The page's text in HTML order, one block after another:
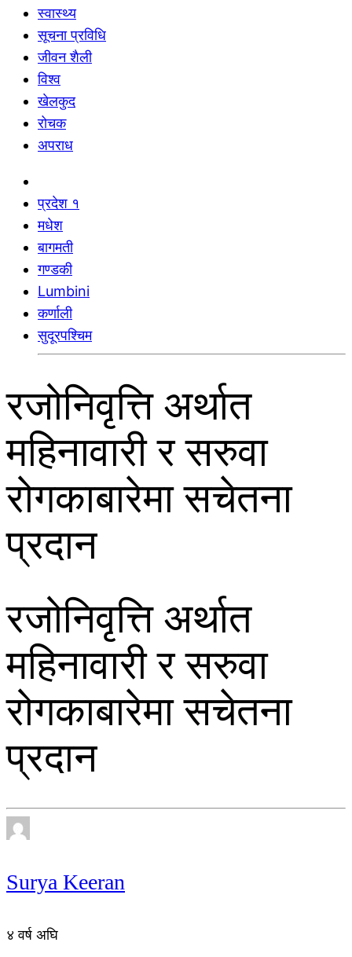
स्वास्थ्य
सूचना प्रविधि
जीवन शैली
विश्व
खेलकुद
रोचक
अपराध
प्रदेश १
मधेश
बागमती
गण्डकी
Lumbini
कर्णाली
सुदूरपश्चिम
रजोनिवृत्ति अर्थात
महिनावारी र सरुवा
रोगकाबारेमा सचेतना
प्रदान
रजोनिवृत्ति अर्थात
महिनावारी र सरुवा
रोगकाबारेमा सचेतना
प्रदान
Surya Keeran
४ वर्ष अघि